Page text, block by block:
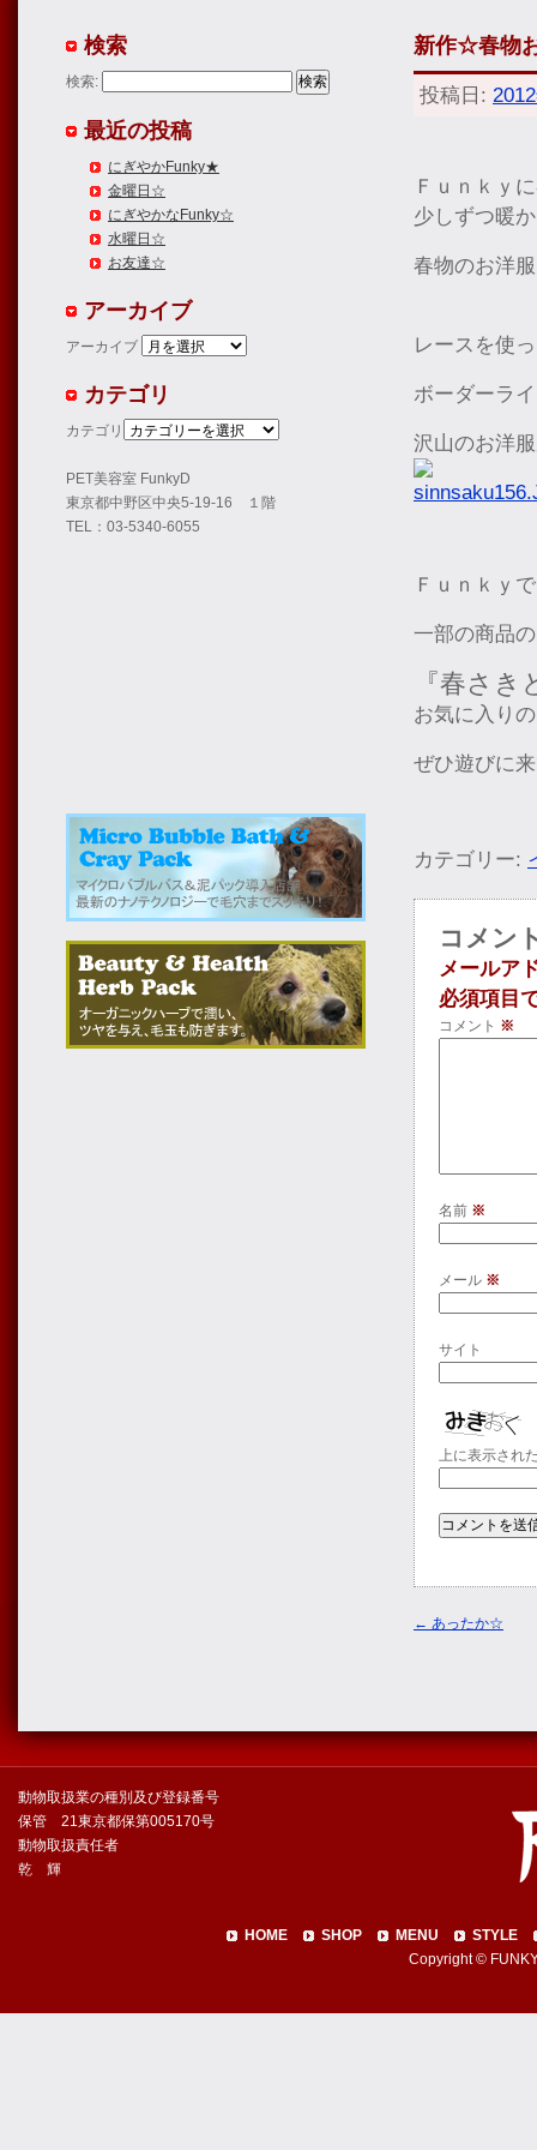
新作☆春物
投稿日:
Ｆｕｎｋｙ
少しずつ暖
春物のお洋
レースを使
ボーダーラ
沢山のお洋
Ｆｕｎｋｙ
一部の商品
『春さき
お気に入り
ぜひ遊びに
カテゴリー:
コメン
メールア
必須項目
コメント ※
名前 ※
メール ※
サイト
上に表示され
← あったか☆
検索
検索:
最近の投稿
にぎやかFunky★
金曜日☆
にぎやかなFunky☆
水曜日☆
お友達☆
アーカイブ
アーカイブ
カテゴリ
カテゴリ
PET美容室 FunkyD
東京都中野区中央5-19-16 １階
TEL：03-5340-6055
動物取扱業の種別及び登録番号
保管 21東京都保第005170号
動物取扱責任者
乾 輝
HOME SHOP MENU
STYLE
Copyright ©